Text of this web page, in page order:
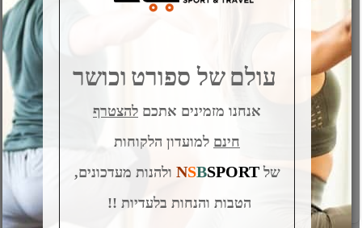
חלקים, 98 ס"מ, 1200 גר'
₪99
פרטים נוספים
S-LP8162
₪189
פרטים נוספים
עולם של ספורט וכושר
אנחנו מזמינים אתכם להצטרף
חינםלמועדון הלקוחות
של
NSBSPORT
ולהנות מעדכונים,
הטבות והנחות בלעדיות !!